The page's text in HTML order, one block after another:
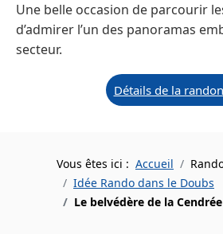
Une belle occasion de parcourir
d’admirer l’un des panoramas
secteur.
Détails de la
Vous êtes ici : Accueil
Idée Rando dans le Doubs
Le belvédère de la Cendrée